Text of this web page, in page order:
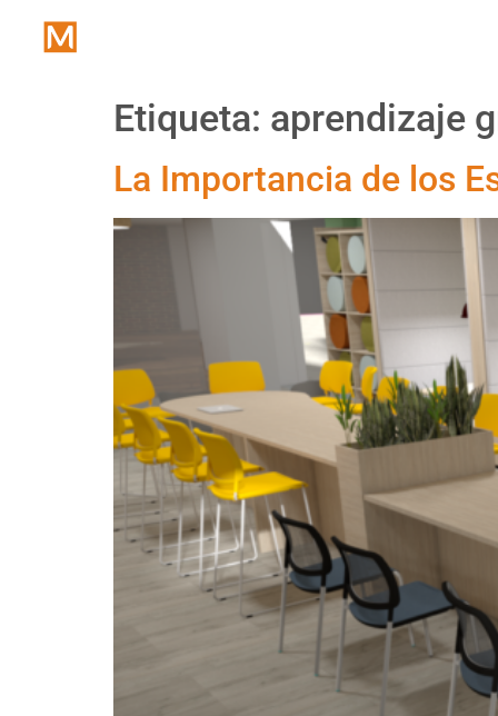
Etiqueta: aprendizaje
La Importancia de los